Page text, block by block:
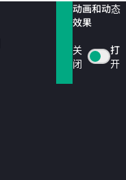
动画和动态
效果
关
闭
打
开